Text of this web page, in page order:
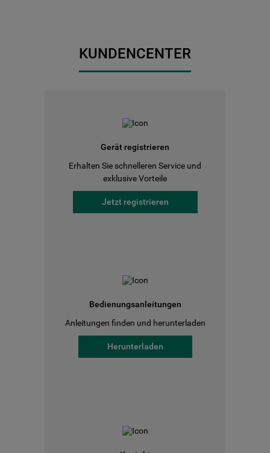
KUNDENCENTER
Gerät registrieren
Erhalten Sie schnelleren Service und
exklusive Vorteile
Jetzt registrieren
Bedienungsanleitungen
Anleitungen finden und herunterladen
Herunterladen